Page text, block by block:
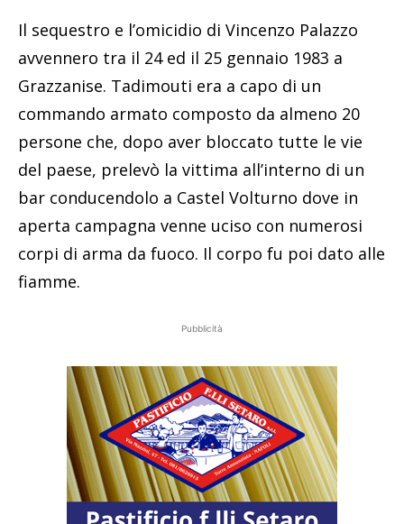
Il sequestro e l’omicidio di Vincenzo Palazzo
avvennero tra il 24 ed il 25 gennaio 1983 a
Grazzanise. Tadimouti era a capo di un
commando armato composto da almeno 20
persone che, dopo aver bloccato tutte le vie
del paese, prelevò la vittima all’interno di un
bar conducendolo a Castel Volturno dove in
aperta campagna venne uciso con numerosi
corpi di arma da fuoco. Il corpo fu poi dato alle
fiamme.
Pubblicità